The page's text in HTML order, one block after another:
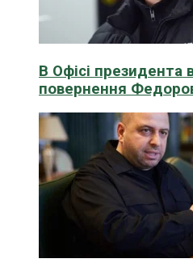
В Офісі президента
повернення